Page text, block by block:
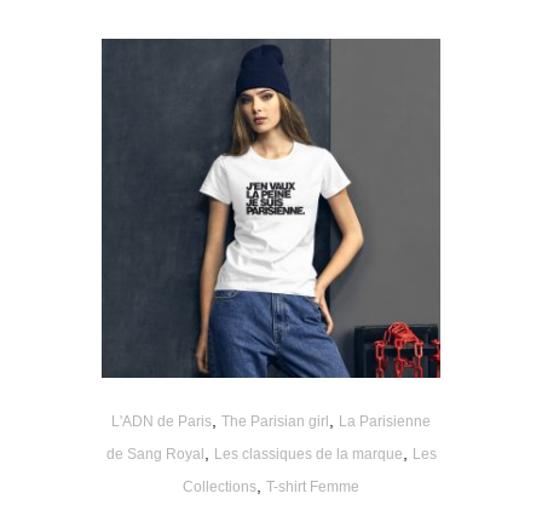
L'ADN de Paris The Parisian girl
La Parisienne
de Sang Royal
Les classiques de la marque
Les
Collections T-shirt Femme